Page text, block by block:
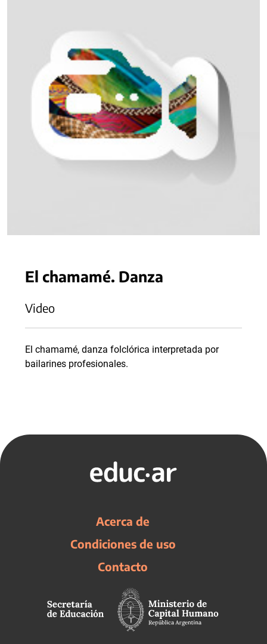
El chamamé. Danza
Video
El chamamé, danza folclórica interpretada por
bailarines profesionales.
Acerca de
Condiciones de uso
Contacto